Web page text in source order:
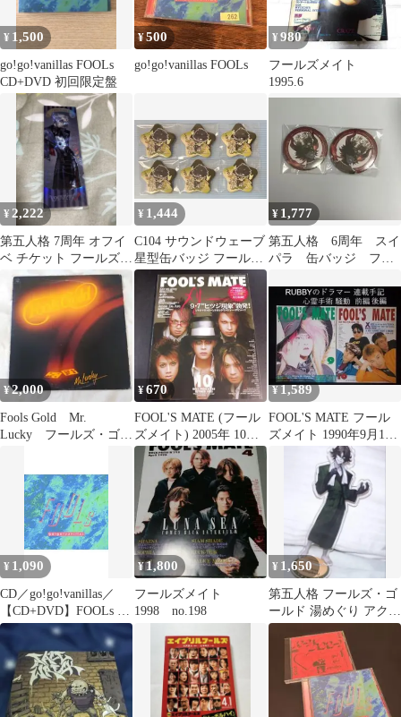
¥ 1,500
go!go!vanillas FOOLs
CD+DVD 初回限定盤
¥500
go!go!vanillas FOOLs
¥980
フールズメイト
1995.6
¥ 2,222
第五人格 7周年 オフイ
ベ チケット フールズ・
ゴールド
¥ 1,444
C104 サウンドウェーブ
星型缶バッジ フールズ
ゴールド 6
¥ 1,777
第五人格 6周年 スイ
パラ 缶バッジ フー
¥2,000
Fools Gold Mr.
Lucky フールズ・ゴー
¥670
FOOL'S MATE (フール
ズメイト) 2005年 10月
号 .
¥1,589
FOOL'S MATE フール
ズメイト 1990年9月10
¥ 1,090
CD／go!go!vanillas／
【CD+DVD】FOOLs 完
全生産限定盤
¥1,800
フールズメイト
1998 no.198
¥ 1,650
第五人格 フールズ・ゴ
ールド 湯めぐり アクス
タ